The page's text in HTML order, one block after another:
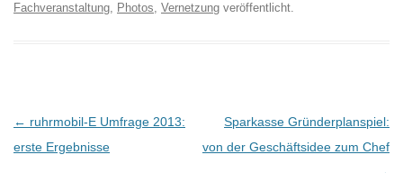
Fachveranstaltung, Photos, Vernetzung veröffentlicht.
B
e
← ruhrmobil-E Umfrage 2013:
erste Ergebnisse
Sparkasse Gründerplanspiel:
von der Geschäftsidee zum Chef